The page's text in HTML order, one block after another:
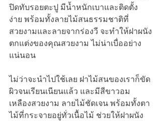
ปิดทับรอยตะปู มีน้ำหนักเบาและติดตั้ง
ง่าย พร้อมทั้งลายไม้สนธรรมชาติที่
สวยงามและลายจากร่องวี จะทำให้ฝาผนัง
ตกแต่งของคุณสวยงาม ไม่น่าเบื่ออย่าง
แน่นอน
ไม่ว่าจะนำไปใช้เลย ฝาไม้สนของเราก็ขัด
ผิวจนเรียนเนียนแล้ว และมีสีขาวอม
เหลืองสวยงาม ลายไม้ชัดเจน พร้อมทั้งตา
ไม้ที่กระจายอยู่ทั่วเนื้อไม้ ช่วยให้ฝาผนัง